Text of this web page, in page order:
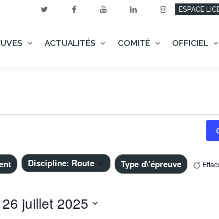
ESPACE
ACTUALITÉS COMITÉ OFFICIEL
Discipline: Route Supprimer les filtres Type d\'épreuve
26 juillet 2025